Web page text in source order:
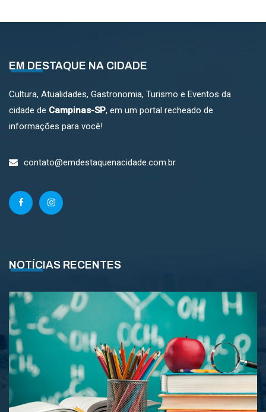
EM DESTAQUE NA CIDADE
Cultura, Atualidades, Gastronomia, Turismo e Eventos da
cidade de Campinas-SP, em um portal recheado de
informações para você!
contato@emdestaquenacidade.com.br
NOTÍCIAS RECENTES